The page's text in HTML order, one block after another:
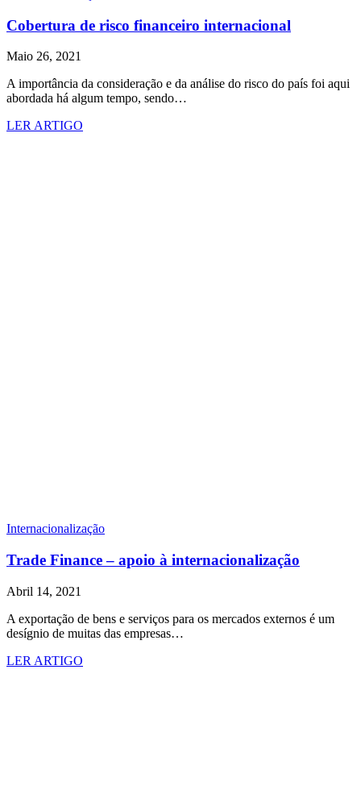
Cobertura de risco financeiro internacional
Maio 26, 2021
A importância da consideração e da análise do risco do país foi aqui
abordada há algum tempo, sendo…
LER ARTIGO
Internacionalização
Trade Finance – apoio à internacionalização
Abril 14, 2021
A exportação de bens e serviços para os mercados externos é um
desígnio de muitas das empresas…
LER ARTIGO